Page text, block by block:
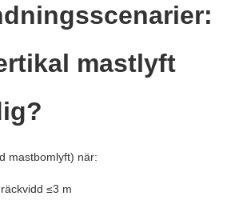
mastlyft
mastbomlyft) när:
≤3 m